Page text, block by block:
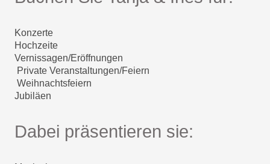
Konzerte
Hochzeite
Vernissagen/Eröffnungen
Private Veranstaltungen/Feiern
Weihnachtsfeiern
Jubiläen
Dabei präsentieren sie: